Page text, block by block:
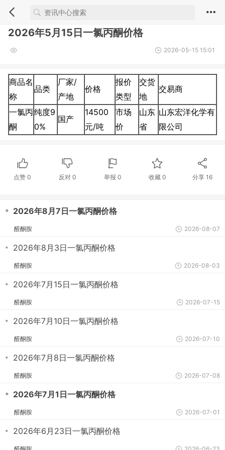
2026年5月15日一氯丙酮价格
2026-05-15 15:01
商品名
称
品类
厂家/
产地
价格
报价
类型
交货
地
交易商
一氯丙
酮
纯度9
0%
国产
14500
元/吨
市场
价
山东
省
山东宏洋化学有
限公司
点赞0 反对 0 举报 0 收藏 0 分享16
・ 2026年8月7日一氯丙酮价格
醛酮胺 2026-08-07
・ 2026年8月3日一氯丙酮价格
醛酮胺 2026-08-03
・ 2026年7月15日一氯丙酮价格
醛酮胺 2026-07-15
・ 2026年7月10日一氯丙酮价格
醛酮胺 2026-07-10
・ 2026年7月8日一氯丙酮价格
醛酮胺 2026-07-08
・ 2026年7月1日一氯丙酮价格
醛酮胺 2026-07-01
・ 2026年6月23日一氯丙酮价格